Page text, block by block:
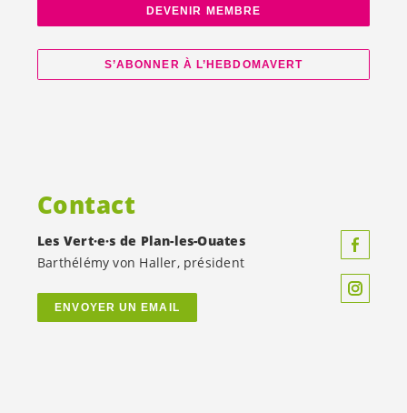
DEVENIR MEMBRE
S’ABONNER À L’HEBDOMAVERT
Contact
Les Vert·e·s de Plan-les-Ouates
Barthélémy von Haller, président
ENVOYER UN EMAIL